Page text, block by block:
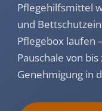
Pflegehilfsmittel
und
Pflegebox laufen
Pauschale von
Genehmigung in